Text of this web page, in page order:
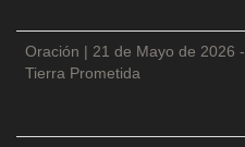
Oración | 21 de Mayo de 2026 -
Tierra Prometida